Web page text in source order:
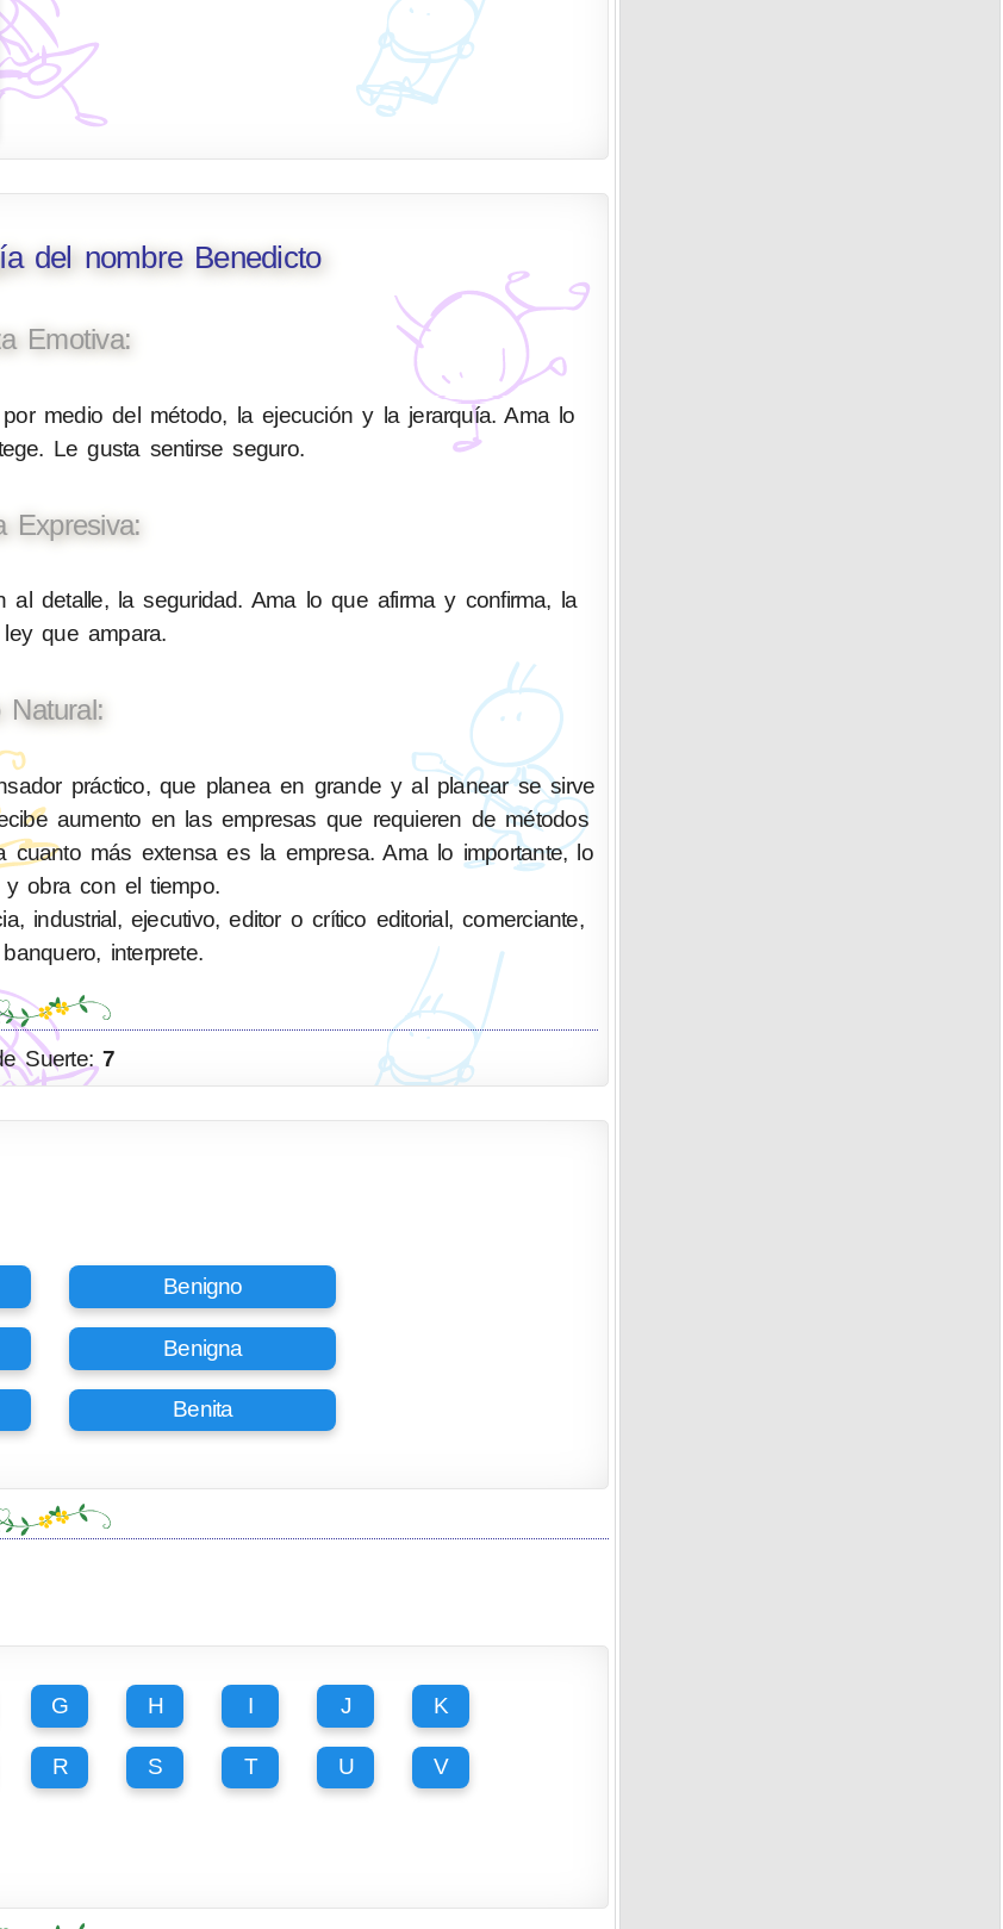
del nombre Benedicto
Emotiva:
medio del método, la ejecución y la jerarquía. Ama lo
Le gusta sentirse seguro.
Expresiva:
detalle, la seguridad. Ama lo que afirma y confirma, la
que ampara.
Natural:
práctico, que planea en grande y al planear se sirve
aumento en las empresas que requieren de métodos
más extensa es la empresa. Ama lo importante, lo
obra con el tiempo.
industrial, ejecutivo, editor o crítico editorial, comerciante,
interprete.
Suerte:7
Benigno
Benigna
Benita
G H I J K
R S T U V